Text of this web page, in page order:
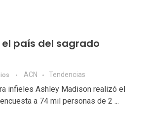
el país del sagrado
ACN Tendencias
infieles Ashley Madison realizó el
a 74 mil personas de 2 ...